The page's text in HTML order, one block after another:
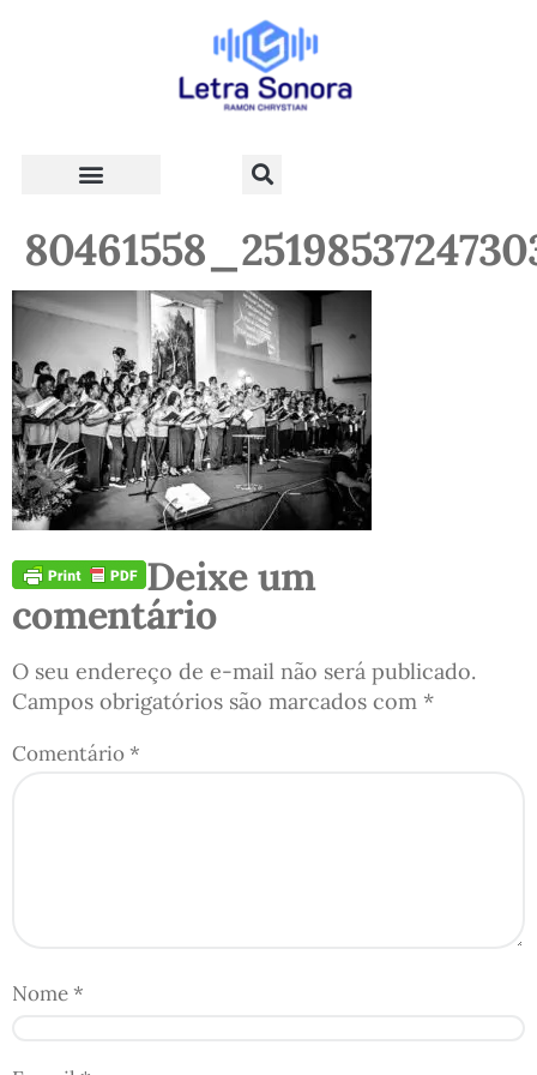
Deixe um
comentário
O seu endereço de e-mail não será publicado.
Campos obrigatórios são marcados com *
Comentário*
Nome*